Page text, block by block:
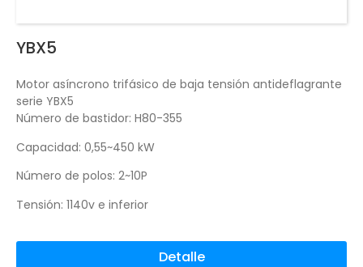
YBX5
Motor asíncrono trifásico de baja tensión antideflagrante
serie YBX5
Número de bastidor: H80-355
Capacidad: 0,55~450 kW
Número de polos: 2~10P
Tensión: 1140v e inferior
Detalle